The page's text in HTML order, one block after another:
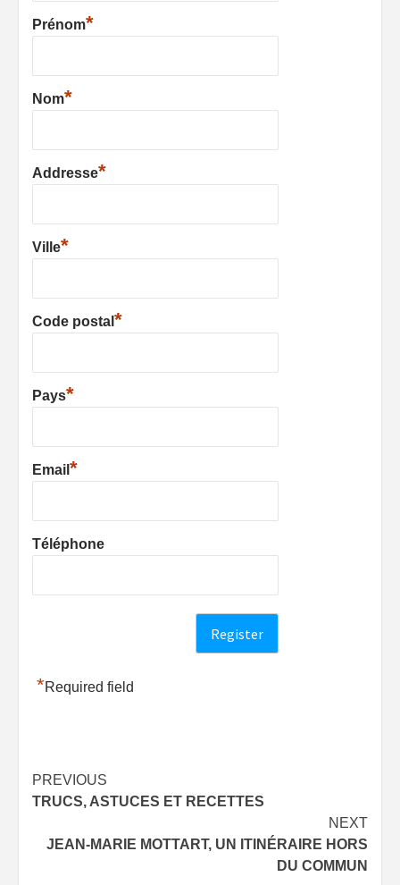
Prénom*
Nom*
Addresse*
Ville*
Code postal *
Pays*
Email *
Téléphone
*Required field
Post
navigation
PREVIOUS
TRUCS, ASTUCES ET RECETTES
NEXT
JEAN-MARIE MOTTART, UN ITINÉRAIRE HORS
DU COMMUN